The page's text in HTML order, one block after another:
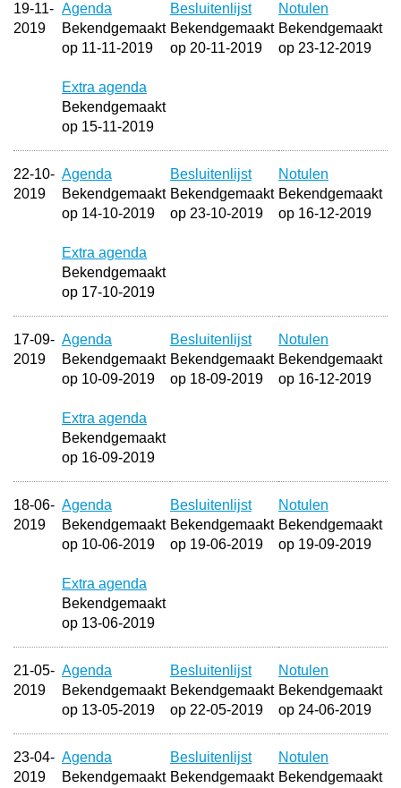
19-11-
2019
Agenda
Bekendgemaakt
op 11-11-2019
Extra agenda
Bekendgemaakt
op 15-11-2019
Besluitenlijst
Bekendgemaakt
op 20-11-2019
Notulen
Bekendgemaakt
op 23-12-2019
22-10-
2019
Agenda
Bekendgemaakt
op 14-10-2019
Extra agenda
Bekendgemaakt
op 17-10-2019
Besluitenlijst
Bekendgemaakt
op 23-10-2019
Notulen
Bekendgemaakt
op 16-12-2019
17-09-
2019
Agenda
Bekendgemaakt
op 10-09-2019
Extra agenda
Bekendgemaakt
op 16-09-2019
Besluitenlijst
Bekendgemaakt
op 18-09-2019
Notulen
Bekendgemaakt
op 16-12-2019
18-06-
2019
Agenda
Bekendgemaakt
op 10-06-2019
Extra agenda
Bekendgemaakt
op 13-06-2019
Besluitenlijst
Bekendgemaakt
op 19-06-2019
Notulen
Bekendgemaakt
op 19-09-2019
21-05-
2019
Agenda
Bekendgemaakt
op 13-05-2019
Besluitenlijst
Bekendgemaakt
op 22-05-2019
Notulen
Bekendgemaakt
op 24-06-2019
23-04-
2019
Agenda
Bekendgemaakt
Besluitenlijst
Bekendgemaakt
Notulen
Bekendgemaakt